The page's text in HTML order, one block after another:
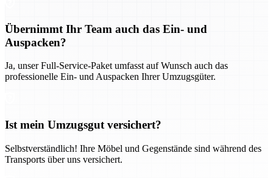
Übernimmt Ihr Team auch das Ein- und
Auspacken?
Ja, unser Full-Service-Paket umfasst auf Wunsch auch das
professionelle Ein- und Auspacken Ihrer Umzugsgüter.
Ist mein Umzugsgut versichert?
Selbstverständlich! Ihre Möbel und Gegenstände sind während des
Transports über uns versichert.